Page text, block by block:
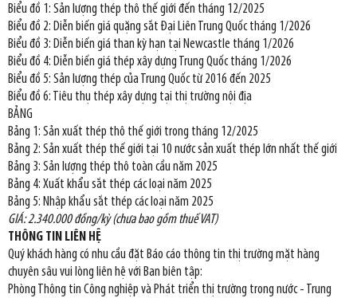
Biểu đồ 1: Sản lượng thép thô thế giới đến tháng 12/2025
Biểu đồ 2: Diễn biến giá quặng sắt Đại Liên Trung Quốc tháng 1/2026
Biểu đồ 3: Diễn biến giá than kỳ hạn tại Newcastle tháng 1/2026
Biểu đồ 4: Diễn biến giá thép xây dựng Trung Quốc tháng 1/2026
Biểu đồ 5: Sản lượng thép của Trung Quốc từ 2016 đến 2025
Biểu đồ 6: Tiêu thụ thép xây dựng tại thị trường nội địa
BẢNG
Bảng 1: Sản xuất thép thô thế giới trong tháng 12/2025
Bảng 2: Sản xuất thép thế giới tại 10 nước sản xuất thép lớn nhất thế giới
Bảng 3: Sản lượng thép thô toàn cầu năm 2025
Bảng 4: Xuất khẩu sắt thép các loại năm 2025
Bảng 5: Nhập khẩu sắt thép các loại năm 2025
GIÁ: 2.340.000 đồng/kỳ (chưa bao gồm thuế VAT)
THÔNG TIN LIÊN HỆ
Quý khách hàng có nhu cầu đặt Báo cáo thông tin thị trường mặt hàng
chuyên sâu vui lòng liên hệ với Ban biên tập:
Phòng Thông tin Công nghiệp và Phát triển thị trường trong nước - Trung